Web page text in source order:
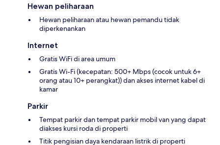
Hewan peliharaan
Hewan peliharaan atau hewan pemandu tidak
diperkenankan
Internet
Gratis WiFi di area umum
Gratis Wi-Fi (kecepatan: 500+ Mbps (cocok untuk 6+
orang atau 10+ perangkat)) dan akses internet kabel di
kamar
Parkir
Tempat parkir dan tempat parkir mobil van yang dapat
diakses kursi roda di properti
Titik pengisian daya kendaraan listrik di properti